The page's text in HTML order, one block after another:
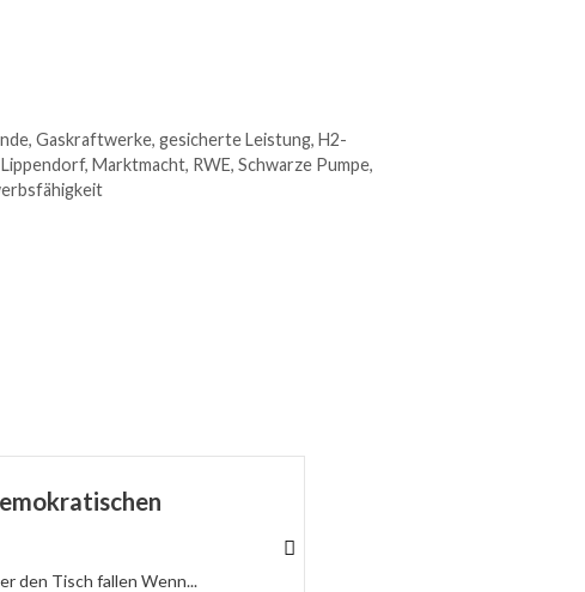
, Gaskraftwerke, gesicherte Leistung, H2-
Lippendorf, Marktmacht, RWE, Schwarze Pumpe,
den Tisch fallen Wenn...